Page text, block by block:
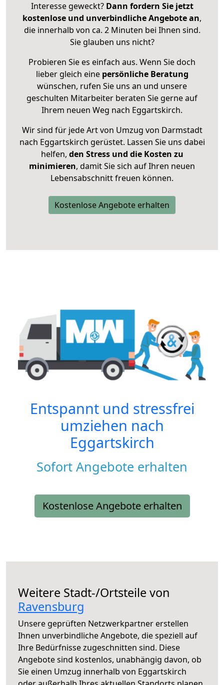
Interesse geweckt? Dann fordern Sie jetzt
kostenlose und unverbindliche Angebote an,
die innerhalb von ca. 2 Minuten bei Ihnen sind.
Sie glauben uns nicht?
Probieren Sie es einfach aus. Wenn Sie doch
lieber gleich eine persönliche Beratung
wünschen, rufen Sie uns an und unsere
geschulten Mitarbeiter beraten Sie gerne auf
Ihrem neuen Weg nach Eggartskirch.
Wir sind für jede Art von Umzug von Darmstadt
nach Eggartskirch gerüstet. Lassen Sie uns dabei
helfen, den Stress und die Kosten zu
minimieren, damit Sie sich auf Ihren neuen
Lebensabschnitt freuen können.
Kostenlose Angebote erhalten
Entspannt und stressfrei
umziehen nach
Eggartskirch
Sofort Angebote erhalten
Kostenlose Angebote erhalten
Weitere Stadt-/Ortsteile von
Ravensburg
Unsere geprüften Netzwerkpartner erstellen
Ihnen unverbindliche Angebote, die speziell auf
Ihre Bedürfnisse zugeschnitten sind. Diese
Angebote sind kostenlos, unabhängig davon, ob
Sie einen Umzug innerhalb von Eggartskirch